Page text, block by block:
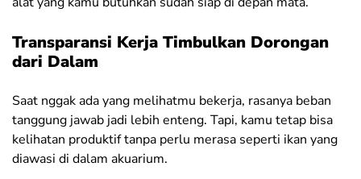
Transparansi Kerja Timbulkan Dorongan
dari Dalam
Saat nggak ada yang melihatmu bekerja, rasanya beban
tanggung jawab jadi lebih enteng. Tapi, kamu tetap bisa
kelihatan produktif tanpa perlu merasa seperti ikan yang
diawasi di dalam akuarium.